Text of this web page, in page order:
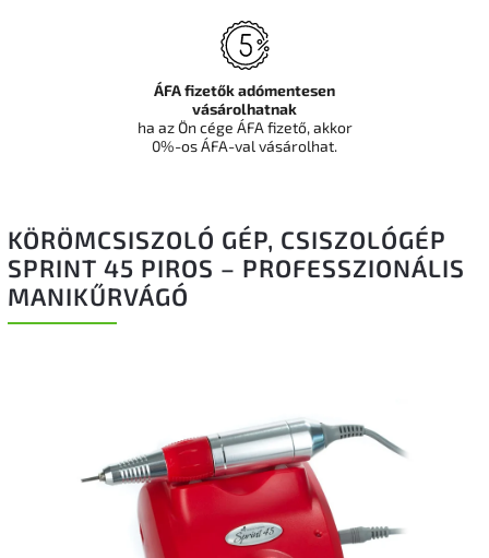
KÖRÖMCSISZOLÓ GÉP, CSISZOLÓGÉP
SPRINT 45 PIROS – PROFESSZIONÁLIS
MANIKŰRVÁGÓ
ÁFA fizetők adómentesen
vásárolhatnak
ha az Ön cége ÁFA fizető, akkor
0%-os ÁFA-val vásárolhat.